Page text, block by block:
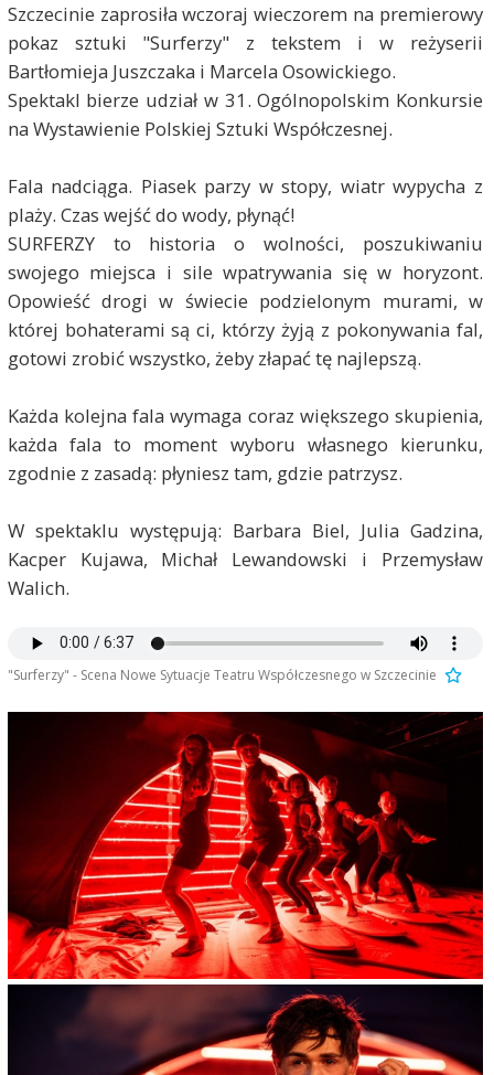
Szczecinie zaprosiła wczoraj wieczorem na premierowy
pokaz sztuki "Surferzy" z tekstem i w reżyserii
Bartłomieja Juszczaka i Marcela Osowickiego.
Spektakl bierze udział w 31. Ogólnopolskim Konkursie
na Wystawienie Polskiej Sztuki Współczesnej.
Fala nadciąga. Piasek parzy w stopy, wiatr wypycha z
plaży. Czas wejść do wody, płynąć!
SURFERZY to historia o wolności, poszukiwaniu
swojego miejsca i sile wpatrywania się w horyzont.
Opowieść drogi w świecie podzielonym murami, w
której bohaterami są ci, którzy żyją z pokonywania fal,
gotowi zrobić wszystko, żeby złapać tę najlepszą.
Każda kolejna fala wymaga coraz większego skupienia,
każda fala to moment wyboru własnego kierunku,
zgodnie z zasadą: płyniesz tam, gdzie patrzysz.
W spektaklu występują: Barbara Biel, Julia Gadzina,
Kacper Kujawa, Michał Lewandowski i Przemysław
Walich.
"Surferzy" - Scena Nowe Sytuacje Teatru Współczesnego w Szczecinie